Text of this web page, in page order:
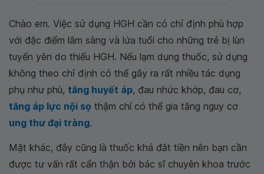
Chào em. Việc sử dụng HGH cần có chỉ định phù hợp
với đặc điểm lâm sàng và lứa tuổi cho những trẻ bị lùn
tuyến yên do thiếu HGH. Nếu lạm dụng thuốc, sử dụng
không theo chỉ định có thể gây ra rất nhiều tác dụng
phụ như phù, tăng huyết áp, đau nhức khớp, đau cơ,
tăng áp lực nội sọ thậm chí có thể gia tăng nguy cơ
ung thư đại tràng.
Mặt khác, đây cũng là thuốc khá đắt tiền nên bạn cần
được tư vấn rất cẩn thận bởi bác sĩ chuyên khoa trước